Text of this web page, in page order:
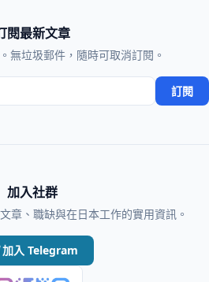
閱最新文章
無垃圾郵件，隨時可取消訂閱。
訂閱
加入社群
章、職缺與在日本工作的實用資訊。
加入 Telegram